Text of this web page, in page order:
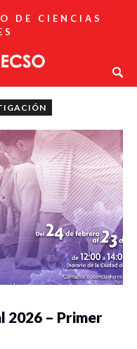
DE CIENCIAS
2026 – Primer